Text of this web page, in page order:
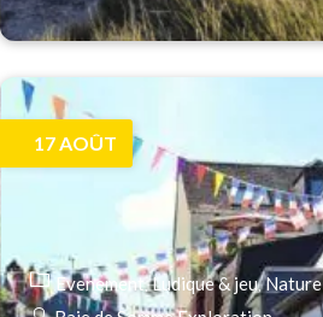
17 AOÛT
Evenement Ludique & jeu Nature